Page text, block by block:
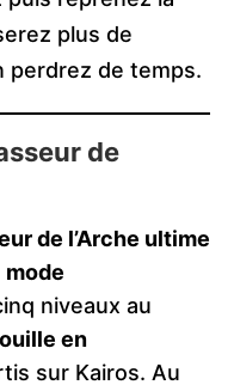
plus de
perdrez de temps.
de
de l’Arche ultime
mode
niveaux au
en
sur Kairos. Au